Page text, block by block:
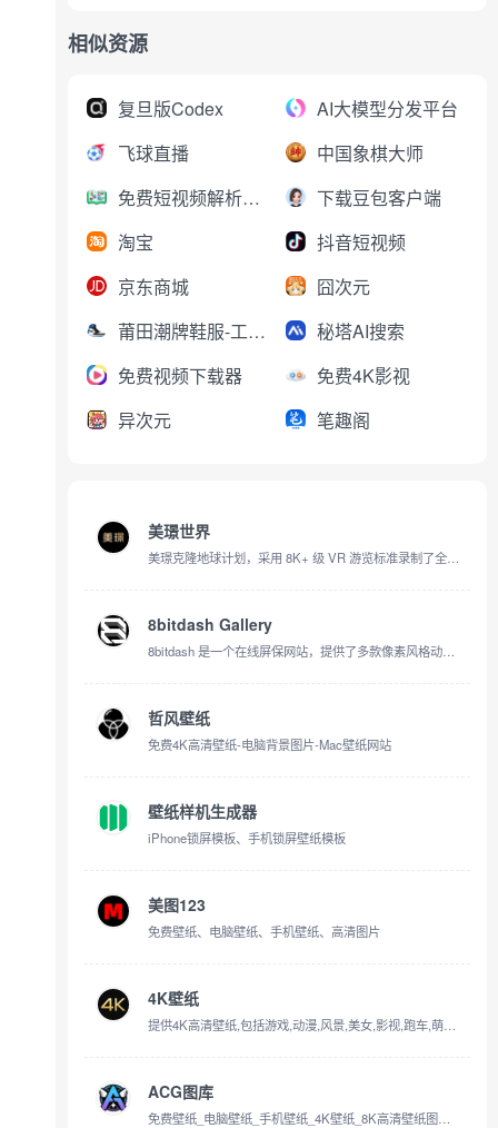
相似资源
复旦版Codex
AI大模型分发平台
飞球直播
中国象棋大师
免费短视频解析下载
下载豆包客户端
淘宝
抖音短视频
京东商城
囧次元
莆田潮牌鞋服-工厂直销
秘塔AI搜索
免费视频下载器
免费4K影视
异次元
笔趣阁
美璟世界
美璟克隆地球计划，采用 8K+ 级 VR 游览标准录制了全球数百个名胜古迹、城市风景的 360° VR 全景录像
8bitdash Gallery
8bitdash 是一个在线屏保网站，提供了多款像素风格动态壁纸
哲风壁纸
免费4K高清壁纸-电脑背景图片-Mac壁纸网站
壁纸样机生成器
iPhone锁屏模板、手机锁屏壁纸模板
美图123
免费壁纸、电脑壁纸、手机壁纸、高清图片
4K壁纸
提供4K高清壁纸,包括游戏,动漫,风景,美女,影视,跑车,萌物,美食等
ACG图库
免费壁纸_电脑壁纸_手机壁纸_4K壁纸_8K高清壁纸图片免费下载 -【ACG图库官网】